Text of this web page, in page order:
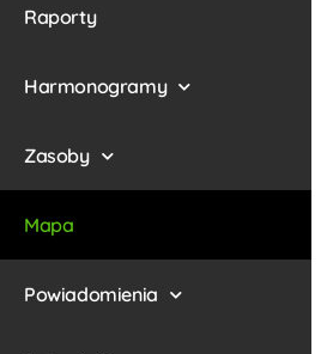
Raporty
Harmonogramy
Zasoby
Mapa
Powiadomienia